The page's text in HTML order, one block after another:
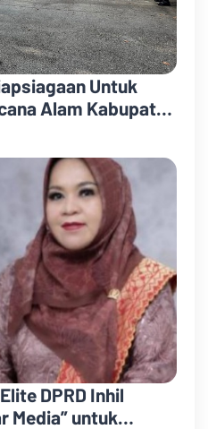
Untuk
Alam Kabupaten
DPRD Inhil
Media” untuk